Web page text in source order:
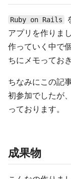
Ruby on Rails
アプリを作りまし
作っていく中で
ちにメモってお
ちなみにこの記
初参加でしたが
っております。
成果物